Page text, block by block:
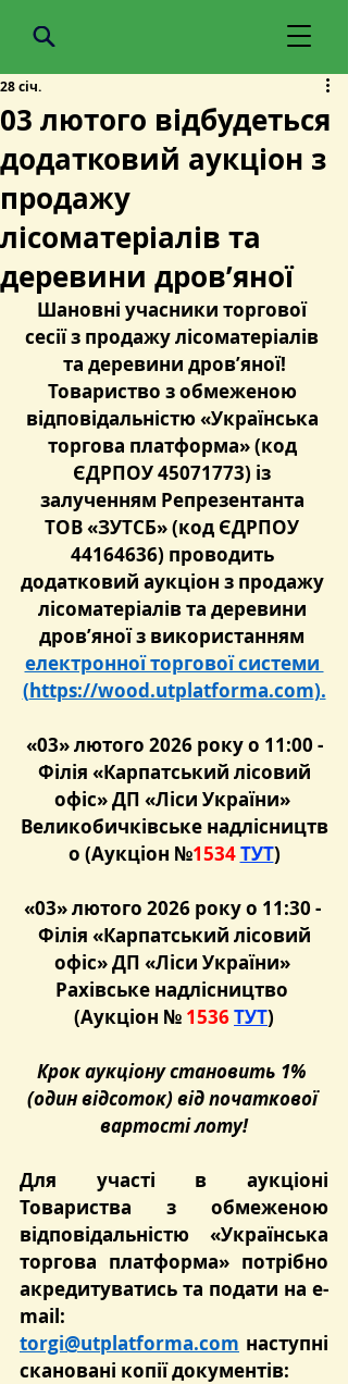
03 лютого відбудеться
додатковий аукціон з
продажу
лісоматеріалів та
деревини дров’яної
28 січ.
Шановні учасники торгової
сесії з продажу лісоматеріалів
та деревини дров’яної!
Товариство з обмеженою
відповідальністю «Українська
торгова платформа» (код
ЄДРПОУ 45071773) із
залученням Репрезентанта
ТОВ «ЗУТСБ» (код ЄДРПОУ
44164636) проводить
додатковий аукціон з продажу
лісоматеріалів та деревини
дров’яної з використанням
електронної торгової системи
(https://wood.utplatforma.com).
«03» лютого 2026 року о 11:00 -
Філія «Карпатський лісовий
офіс» ДП «Ліси України»
Великобичківське надлісництв
о (Аукціон №1534 ТУТ)
«03» лютого 2026 року о 11:30 -
Філія «Карпатський лісовий
офіс» ДП «Ліси України»
Рахівське надлісництво
(Аукціон № 1536 ТУТ)
Крок аукціону становить 1%
(один відсоток) від початкової
вартості лоту!
Для участі в аукціоні
Товариства з обмеженою
відповідальністю «Українська
торгова платформа» потрібно
акредитуватись та подати на e-
torgi@utplatforma.com наступні
скановані копії документів: